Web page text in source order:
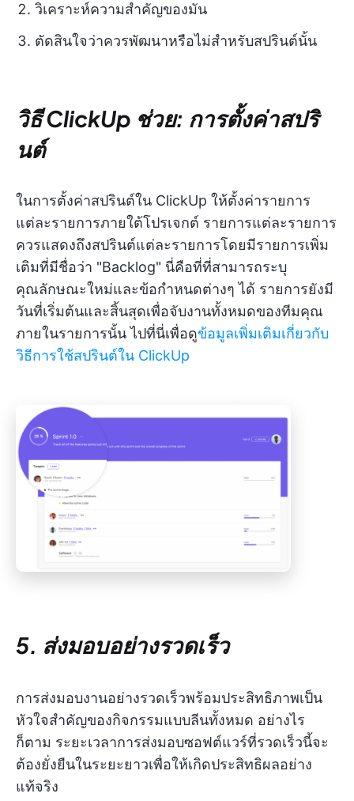
วิเคราะห์ความสำคัญของมัน
ตัดสินใจว่าควรพัฒนาหรือไม่สำหรับสปรินต์นั้น
วิธี ClickUp ช่วย: การตั้งค่าสปริ
นต์
ในการตั้งค่าสปรินต์ใน ClickUp ให้ตั้งค่ารายการ
แต่ละรายการภายใต้โปรเจกต์ รายการแต่ละรายการ
ควรแสดงถึงสปรินต์แต่ละรายการโดยมีรายการเพิ่ม
เติมที่มีชื่อว่า "Backlog" นี่คือที่ที่สามารถระบุ
คุณลักษณะใหม่และข้อกำหนดต่างๆ ได้ รายการยังมี
วันที่เริ่มต้นและสิ้นสุดเพื่อจับงานทั้งหมดของทีมคุณ
ภายในรายการนั้น ไปที่นี่เพื่อดูข้อมูลเพิ่มเติมเกี่ยวกับ
วิธีการใช้สปรินต์ใน ClickUp
5. ส่งมอบอย่างรวดเร็ว
การส่งมอบงานอย่างรวดเร็วพร้อมประสิทธิภาพเป็น
หัวใจสำคัญของกิจกรรมแบบลีนทั้งหมด อย่างไร
ก็ตาม ระยะเวลาการส่งมอบซอฟต์แวร์ที่รวดเร็วนี้จะ
ต้องยั่งยืนในระยะยาวเพื่อให้เกิดประสิทธิผลอย่าง
แท้จริง